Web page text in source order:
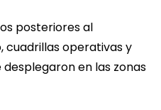
posteriores al
operativas y
en las zonas